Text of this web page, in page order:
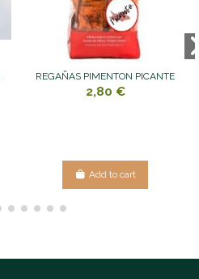
REGAÑAS PIMENTON PICANTE
2,80 €
Add to cart